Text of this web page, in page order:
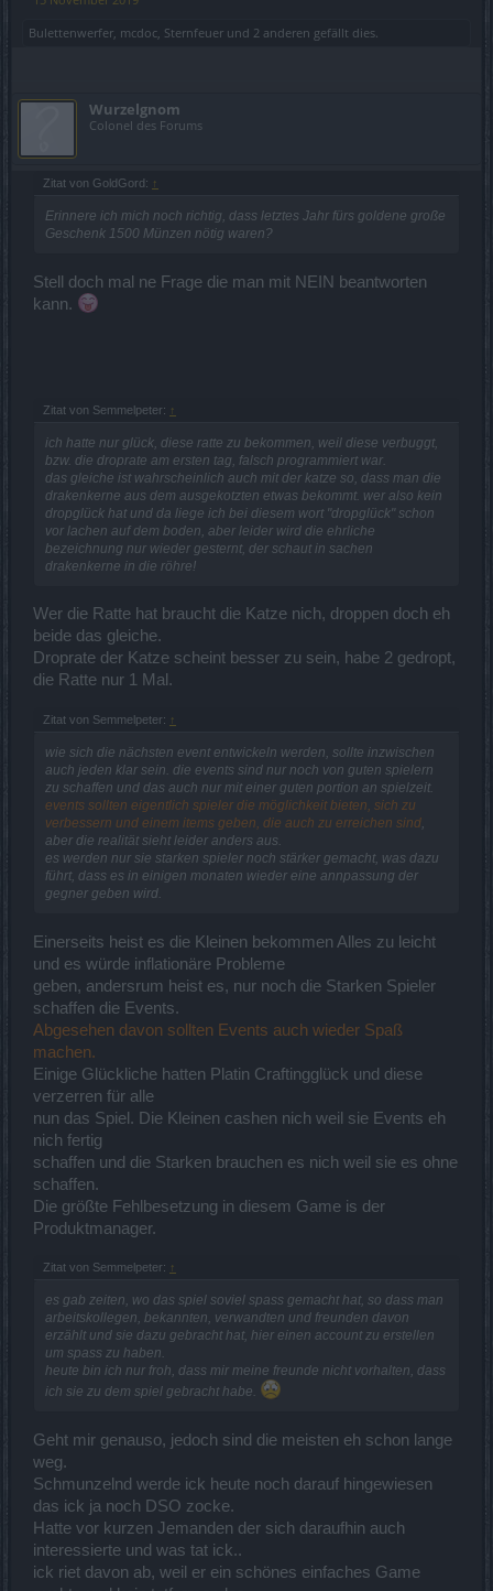
Bulettenwerfer, mcdoc, Sternfeuer und 2 anderen gefällt dies.
Wurzelgnom
Colonel des Forums
Zitat von GoldGord: ↑
Erinnere ich mich noch richtig, dass letztes Jahr fürs goldene große
Geschenk 1500 Münzen nötig waren?
Stell doch mal ne Frage die man mit NEIN beantworten
kann.
Zitat von Semmelpeter: ↑
ich hatte nur glück, diese ratte zu bekommen, weil diese verbuggt,
bzw. die droprate am ersten tag, falsch programmiert war.
das gleiche ist wahrscheinlich auch mit der katze so, dass man die
drakenkerne aus dem ausgekotzten etwas bekommt. wer also kein
dropglück hat und da liege ich bei diesem wort "dropglück" schon
vor lachen auf dem boden, aber leider wird die ehrliche
bezeichnung nur wieder gesternt, der schaut in sachen
drakenkerne in die röhre!
Wer die Ratte hat braucht die Katze nich, droppen doch eh
beide das gleiche.
Droprate der Katze scheint besser zu sein, habe 2 gedropt,
die Ratte nur 1 Mal.
Zitat von Semmelpeter: ↑
wie sich die nächsten event entwickeln werden, sollte inzwischen
auch jeden klar sein. die events sind nur noch von guten spielern
zu schaffen und das auch nur mit einer guten portion an spielzeit.
events sollten eigentlich spieler die möglichkeit bieten, sich zu
verbessern und einem items geben, die auch zu erreichen sind,
aber die realität sieht leider anders aus.
es werden nur sie starken spieler noch stärker gemacht, was dazu
führt, dass es in einigen monaten wieder eine annpassung der
gegner geben wird.
Einerseits heist es die Kleinen bekommen Alles zu leicht
und es würde inflationäre Probleme
geben, andersrum heist es, nur noch die Starken Spieler
schaffen die Events.
Abgesehen davon sollten Events auch wieder Spaß
machen.
Einige Glückliche hatten Platin Craftingglück und diese
verzerren für alle
nun das Spiel. Die Kleinen cashen nich weil sie Events eh
nich fertig
schaffen und die Starken brauchen es nich weil sie es ohne
schaffen.
Die größte Fehlbesetzung in diesem Game is der
Produktmanager.
Zitat von Semmelpeter: ↑
es gab zeiten, wo das spiel soviel spass gemacht hat, so dass man
arbeitskollegen, bekannten, verwandten und freunden davon
erzählt und sie dazu gebracht hat, hier einen account zu erstellen
um spass zu haben.
heute bin ich nur froh, dass mir meine freunde nicht vorhalten, dass
ich sie zu dem spiel gebracht habe.
Geht mir genauso, jedoch sind die meisten eh schon lange
weg.
Schmunzelnd werde ick heute noch darauf hingewiesen
das ick ja noch DSO zocke.
Hatte vor kurzen Jemanden der sich daraufhin auch
interessierte und was tat ick..
ick riet davon ab, weil er ein schönes einfaches Game